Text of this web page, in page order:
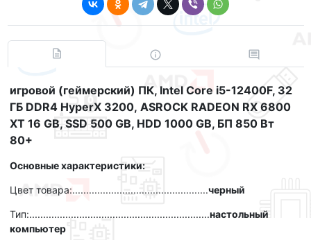
игровой (геймерский) ПК, Intel Core i5-12400F, 32
ГБ DDR4 HyperX 3200, ASROCK RADEON RX 6800
XT 16 GB, SSD 500 GB, HDD 1000 GB, БП 850 Вт
80+
Основные характеристики:
Цвет товара:.................................................черный
Тип:.................................................................настольный
компьютер